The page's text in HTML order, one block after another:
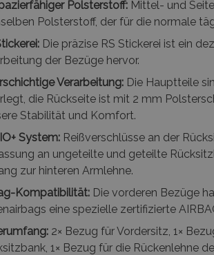
Polsterstoff:Mittel- und
Polsterstoff, der für die normale
Die präzise RS Stickerei ist ein
der Bezüge hervor.
Verarbeitung:Die Hauptteile
die Rückseite ist mit 2 mm
Stabilität und Komfort.
System:Reißverschlüsse an der
an ungeteilte und geteilte
zur hinteren Armlehne.
Kompatibilität:Die vorderen Bezüge
eine spezielle zertifizierte
2× Bezug für Vordersitz, 1×
1× Bezug für die Rückenlehne